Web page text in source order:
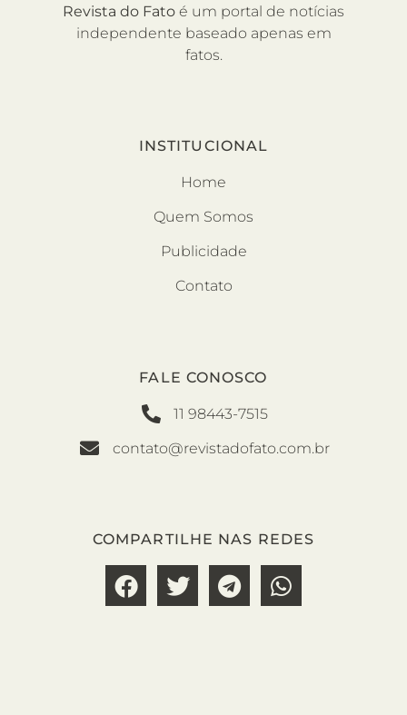
Revista do Fato é um portal de notícias
independente baseado apenas em
fatos.
INSTITUCIONAL
Home
Quem Somos
Publicidade
Contato
FALE CONOSCO
11 98443-7515
contato@revistadofato.com.br
COMPARTILHE NAS REDES